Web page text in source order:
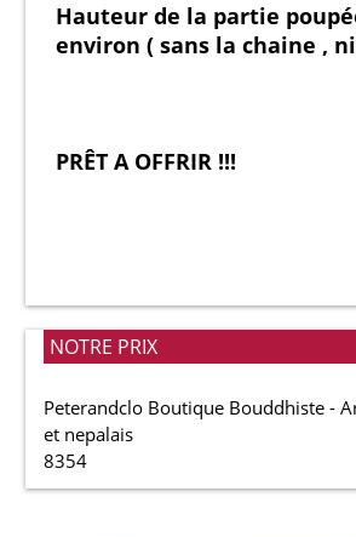
Hauteur de la partie
environ ( sans la chaine ,
PRÊT A OFFRIR !!!
NOTRE PRIX
Peterandclo Boutique Bouddhiste -
et nepalais
8354